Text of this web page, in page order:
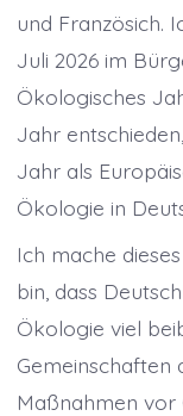
und Französich.
Juli 2026 im
Ökologisches
Jahr
Jahr als
Ökologie in
Ich mache
bin, dass
Ökologie viel
Gemeinschaften
Maßnahmen vor